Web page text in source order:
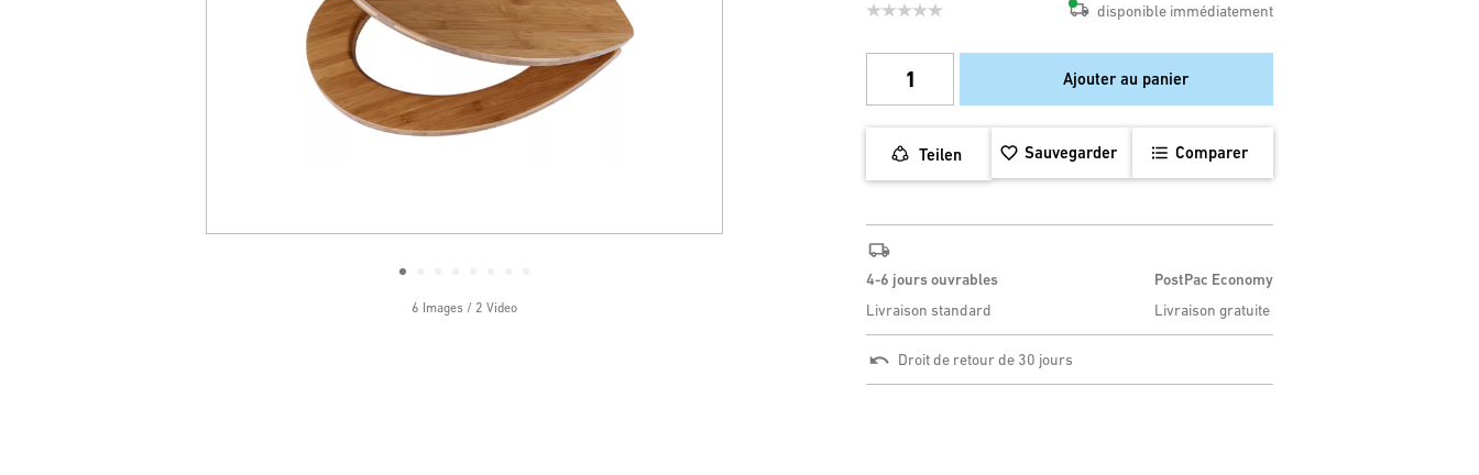
6 Images / 2 Video
disponible immédiatement
Ajouter au panier
Teilen Sauvegarder Comparer
4-6 jours ouvrables
Livraison standard
PostPac Economy
Livraison gratuite
Droit de retour de 30 jours